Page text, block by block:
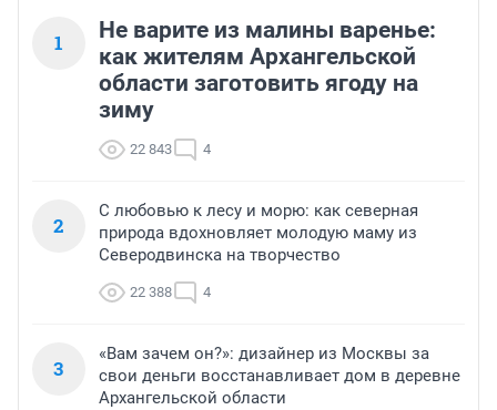
1
Не варите из малины варенье:
как жителям Архангельской
области заготовить ягоду на
зиму
22 843 4
2
С любовью к лесу и морю: как северная
природа вдохновляет молодую маму из
Северодвинска на творчество
22 388 4
3
«Вам зачем он?»: дизайнер из Москвы за
свои деньги восстанавливает дом в деревне
Архангельской области